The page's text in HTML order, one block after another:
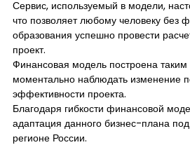
Сервис, используемый в модели,
что позволяет любому человеку без
образования успешно провести
проект.
Финансовая модель построена таким
моментально наблюдать изменение
эффективности проекта.
Благодаря гибкости финансовой
адаптация данного бизнес-плана
регионе России.